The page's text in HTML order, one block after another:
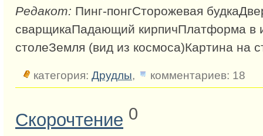
Редакот: Пинг-понгСторожевая
сварщикаПадающий кирпичПлатформа в
столеЗемля (вид из космоса)Картина на
категория: Друдлы, комментариев: 18
Скорочтение 0